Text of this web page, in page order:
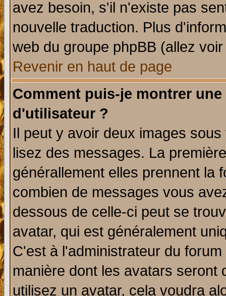
avez besoin, s'il n'existe pas
nouvelle traduction. Plus
web du groupe phpBB (allez
Revenir en haut de page
Comment puis-je montrer
d'utilisateur ?
Il peut y avoir deux images
lisez des messages. La
générallement elles prennent la
combien de messages vous
dessous de celle-ci peut se
avatar, qui est généralement
C'est à l'administrateur du
manière dont les avatars seront
utilisez un avatar, cela voudra